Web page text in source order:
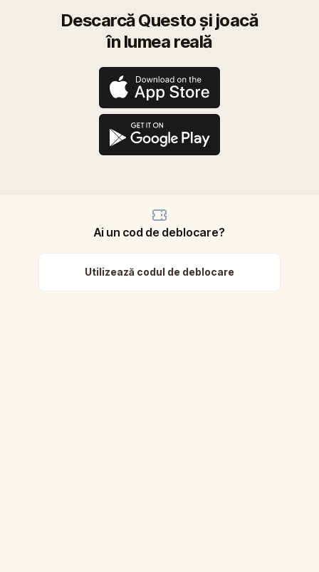
Descarcă Questo și joacă
în lumea reală
Ai un cod de deblocare?
Utilizează codul de deblocare